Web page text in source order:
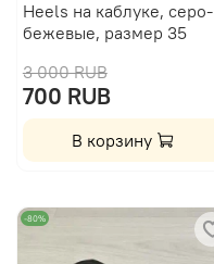
Heels на каблуке, серо-
бежевые, размер 35
3 000 RUB
700 RUB
В корзину
-80%